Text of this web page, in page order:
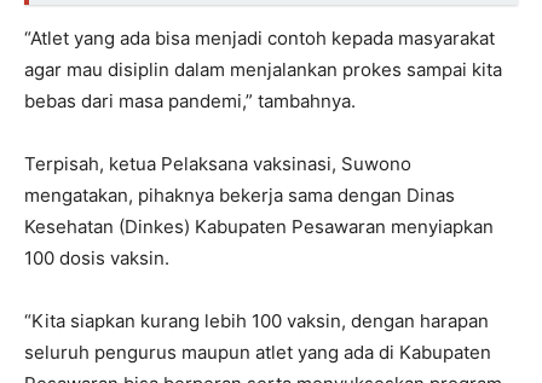
“Atlet yang ada bisa menjadi contoh kepada masyarakat
agar mau disiplin dalam menjalankan prokes sampai kita
bebas dari masa pandemi,” tambahnya.
Terpisah, ketua Pelaksana vaksinasi, Suwono
mengatakan, pihaknya bekerja sama dengan Dinas
Kesehatan (Dinkes) Kabupaten Pesawaran menyiapkan
100 dosis vaksin.
“Kita siapkan kurang lebih 100 vaksin, dengan harapan
seluruh pengurus maupun atlet yang ada di Kabupaten